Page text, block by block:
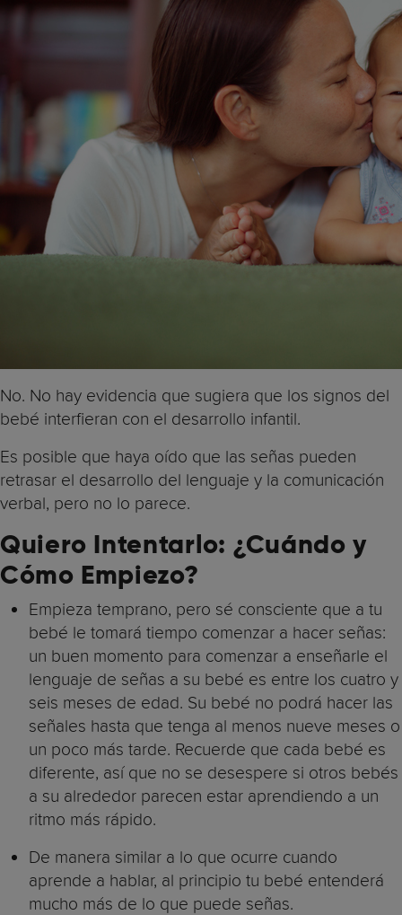
No. No hay evidencia que sugiera que los signos del
bebé interfieran con el desarrollo infantil.
Es posible que haya oído que las señas pueden
retrasar el desarrollo del lenguaje y la comunicación
verbal, pero no lo parece.
Quiero Intentarlo: ¿Cuándo y
Cómo Empiezo?
Empieza temprano, pero sé consciente que a tu
bebé le tomará tiempo comenzar a hacer señas:
un buen momento para comenzar a enseñarle el
lenguaje de señas a su bebé es entre los cuatro y
seis meses de edad. Su bebé no podrá hacer las
señales hasta que tenga al menos nueve meses o
un poco más tarde. Recuerde que cada bebé es
diferente, así que no se desespere si otros bebés
a su alrededor parecen estar aprendiendo a un
ritmo más rápido.
De manera similar a lo que ocurre cuando
aprende a hablar, al principio tu bebé entenderá
mucho más de lo que puede señas.